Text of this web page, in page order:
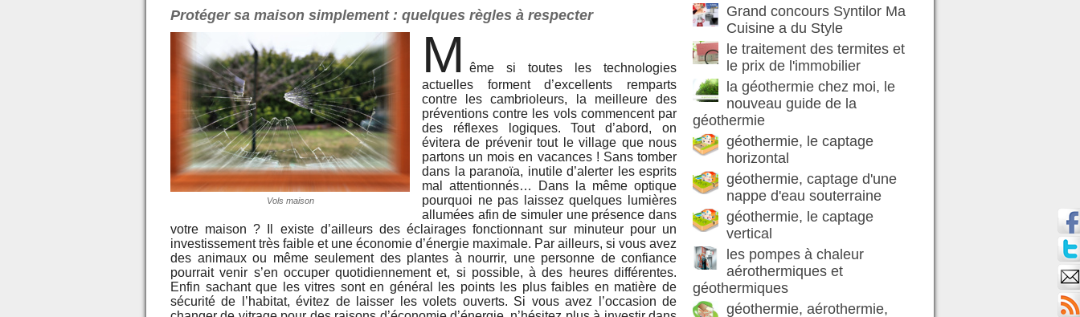
Protéger sa maison simplement : quelques règles à respecter
Vols maison
M
ême si toutes les technologies
actuelles forment d’excellents remparts
contre les cambrioleurs, la meilleure des
préventions contre les vols commencent par
des réflexes logiques. Tout d’abord, on
évitera de prévenir tout le village que nous
partons un mois en vacances ! Sans tomber
dans la paranoïa, inutile d’alerter les esprits
mal attentionnés… Dans la même optique
pourquoi ne pas laissez quelques lumières
allumées afin de simuler une présence dans
votre maison ? Il existe d’ailleurs des éclairages fonctionnant sur minuteur pour un
investissement très faible et une économie d’énergie maximale. Par ailleurs, si vous avez
des animaux ou même seulement des plantes à nourrir, une personne de confiance
pourrait venir s’en occuper quotidiennement et, si possible, à des heures différentes.
Enfin sachant que les vitres sont en général les points les plus faibles en matière de
sécurité de l’habitat, évitez de laisser les volets ouverts. Si vous avez l’occasion de
Grand concours Syntilor Ma
Cuisine a du Style
le traitement des termites et
le prix de l'immobilier
la géothermie chez moi, le
nouveau guide de la
géothermie
géothermie, le captage
horizontal
géothermie, captage d'une
nappe d'eau souterraine
géothermie, le captage
vertical
les pompes à chaleur
aérothermiques et
géothermiques
géothermie, aérothermie,